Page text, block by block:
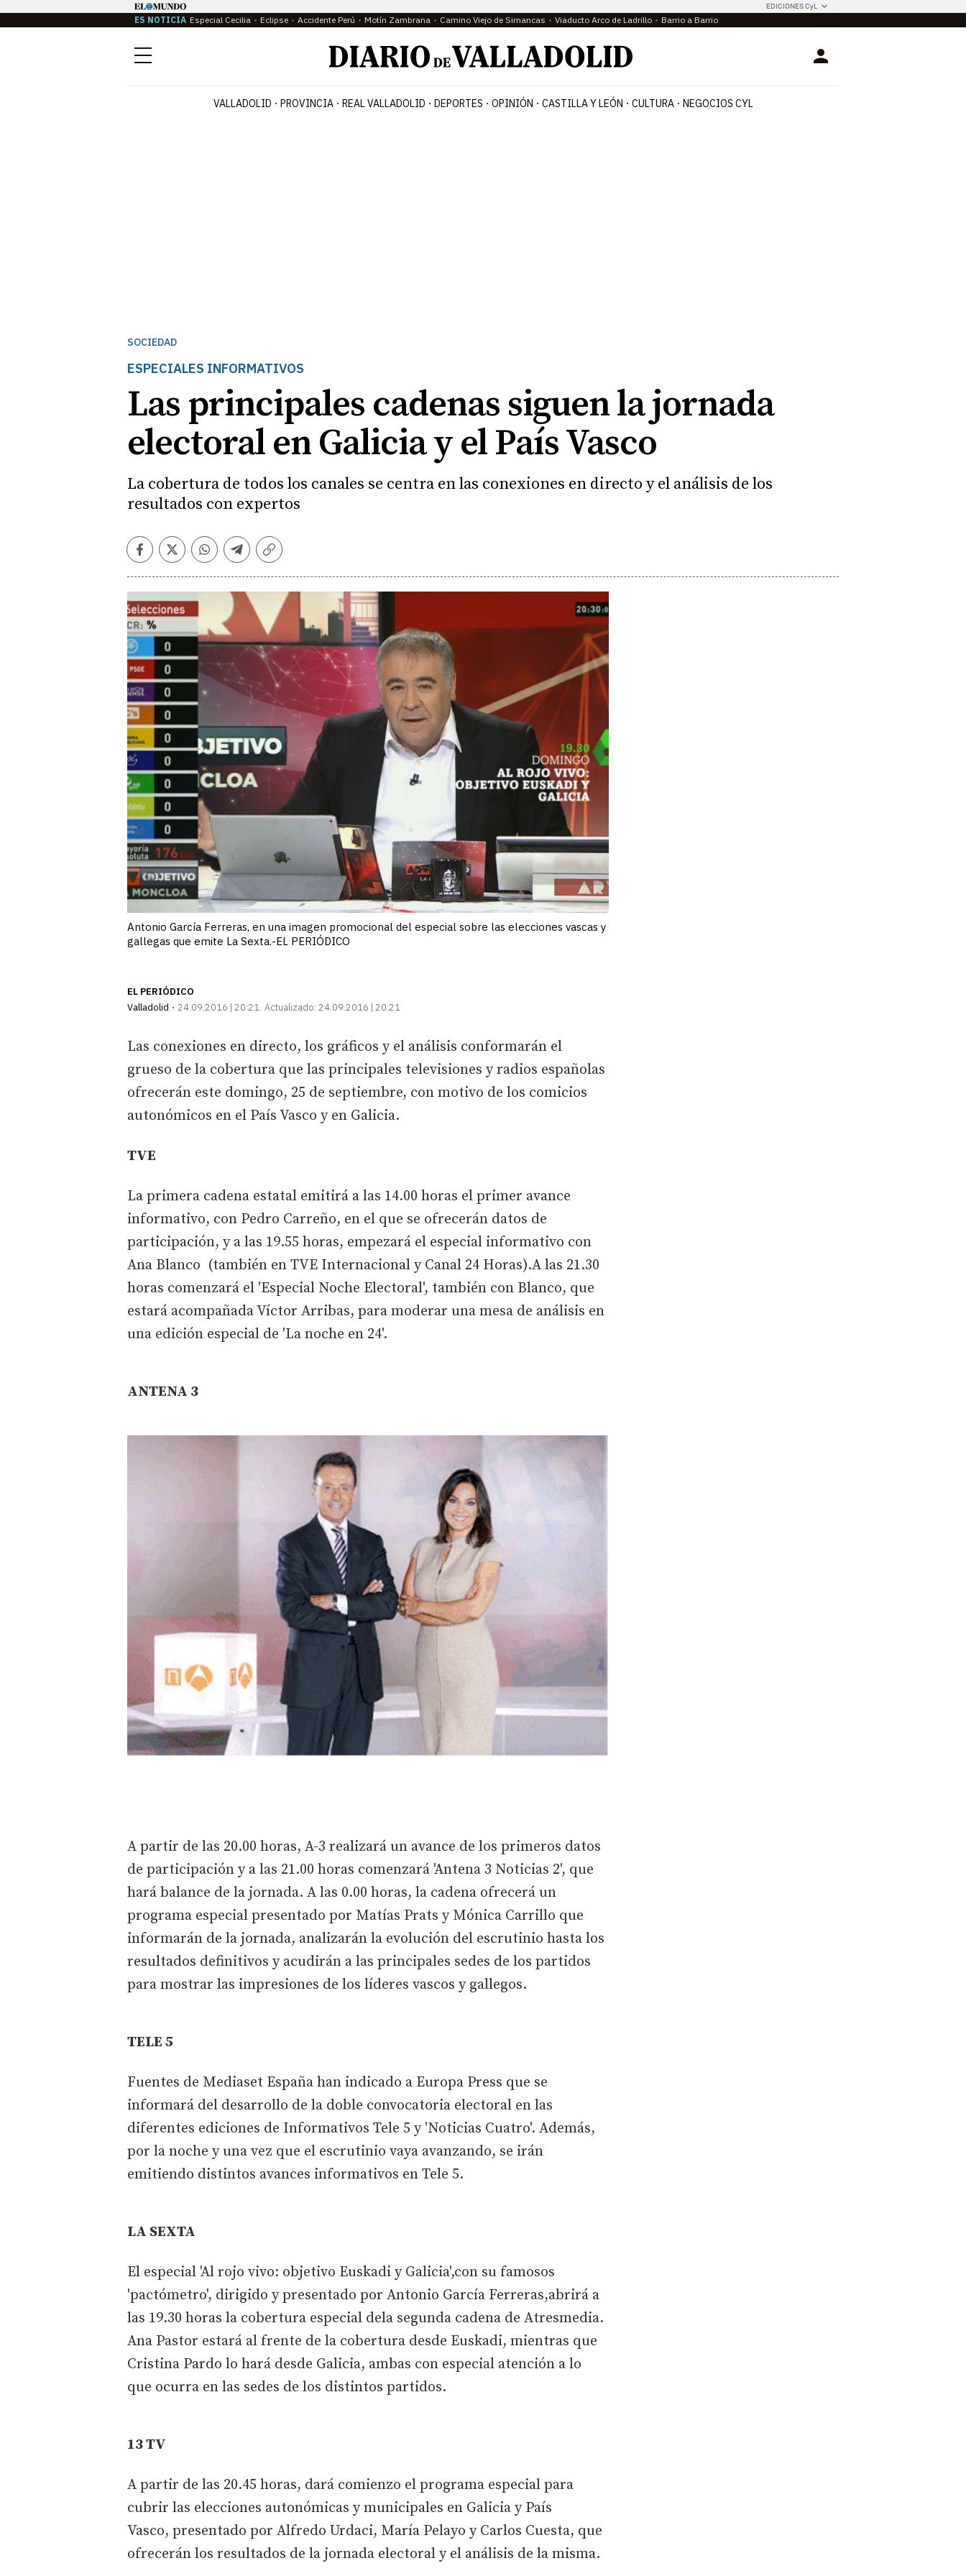
EDICIONES CyL
ES NOTICIA Especial Cecilia Eclipse Accidente Perú Motín Zambrana Camino Viejo de Simancas Viaducto Arco de Ladrillo Barrio a Barrio
Menú Login
VALLADOLID PROVINCIA REAL VALLADOLID DEPORTES OPINIÓN CASTILLA Y LEÓN CULTURA NEGOCIOS CYL
SOCIEDAD
ESPECIALES INFORMATIVOS
Las principales cadenas siguen la jornada
electoral en Galicia y el País Vasco
La cobertura de todos los canales se centra en las conexiones en directo y el análisis de los
resultados con expertos
Facebook
TwitterWhatsapp
Telegram
Copiar
Antonio García Ferreras, en una imagen promocional del especial sobre las elecciones vascas y
gallegas que emite La Sexta.-EL PERIÓDICO
EL PERIÓDICO
Valladolid
24.09.2016 | 20:21 Actualizado: 24.09.2016 | 20:21
Las conexiones en directo, los gráficos y el análisis conformarán el
grueso de la cobertura que las principales televisiones y radios españolas
ofrecerán este domingo, 25 de septiembre, con motivo de los comicios
autonómicos en el País Vasco y en Galicia.
TVE
La primera cadena estatal emitirá a las 14.00 horas el primer avance
informativo, con Pedro Carreño, en el que se ofrecerán datos de
participación, y a las 19.55 horas, empezará el especial informativo con
Ana Blanco (también en TVE Internacional y Canal 24 Horas).A las 21.30
horas comenzará el 'Especial Noche Electoral', también con Blanco, que
estará acompañada Víctor Arribas, para moderar una mesa de análisis en
una edición especial de 'La noche en 24'.
ANTENA 3
A partir de las 20.00 horas, A-3 realizará un avance de los primeros datos
de participación y a las 21.00 horas comenzará 'Antena 3 Noticias 2', que
hará balance de la jornada. A las 0.00 horas, la cadena ofrecerá un
programa especial presentado por Matías Prats y Mónica Carrillo que
informarán de la jornada, analizarán la evolución del escrutinio hasta los
resultados definitivos y acudirán a las principales sedes de los partidos
para mostrar las impresiones de los líderes vascos y gallegos.
TELE 5
Fuentes de Mediaset España han indicado a Europa Press que se
informará del desarrollo de la doble convocatoria electoral en las
diferentes ediciones de Informativos Tele 5 y 'Noticias Cuatro'. Además,
por la noche y una vez que el escrutinio vaya avanzando, se irán
emitiendo distintos avances informativos en Tele 5.
LA SEXTA
El especial 'Al rojo vivo: objetivo Euskadi y Galicia',con su famosos
'pactómetro', dirigido y presentado por Antonio García Ferreras,abrirá a
las 19.30 horas la cobertura especial dela segunda cadena de Atresmedia.
Ana Pastor estará al frente de la cobertura desde Euskadi, mientras que
Cristina Pardo lo hará desde Galicia, ambas con especial atención a lo
que ocurra en las sedes de los distintos partidos.
13 TV
A partir de las 20.45 horas, dará comienzo el programa especial para
cubrir las elecciones autonómicas y municipales en Galicia y País
Vasco, presentado por Alfredo Urdaci, María Pelayo y Carlos Cuesta, que
ofrecerán los resultados de la jornada electoral y el análisis de la misma.